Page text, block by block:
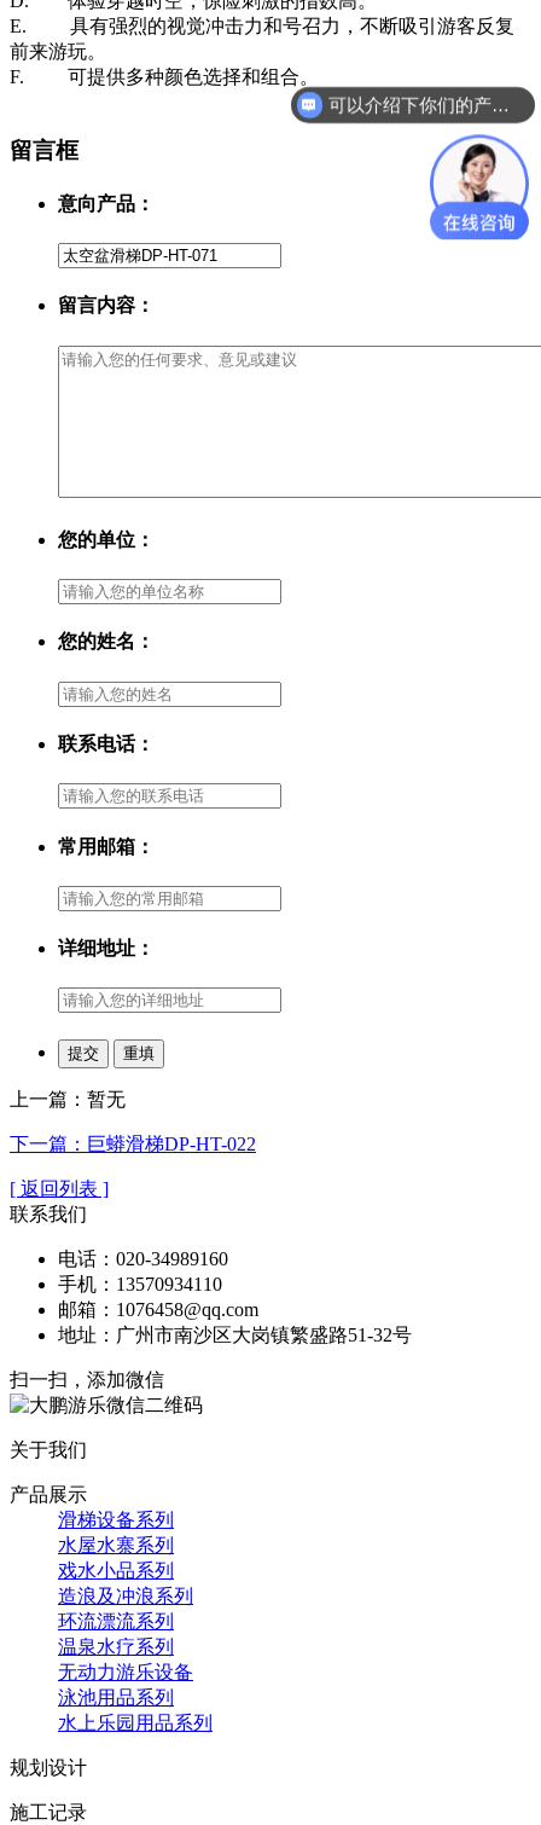
E. 具有强烈的视觉冲击力和号召力，不断吸引游客反复
前来游玩。
F. 可提供多种颜色选择和组合。
留言框
意向产品：
留言内容：
您的单位：
您的姓名：
联系电话：
常用邮箱：
详细地址：
上一篇：暂无
下一篇：巨蟒滑梯DP-HT-022
[ 返回列表 ]
联系我们
电话：020-34989160
手机：13570934110
邮箱：1076458@qq.com
地址：广州市南沙区大岗镇繁盛路51-32号
扫一扫，添加微信
关于我们
产品展示
滑梯设备系列
水屋水寨系列
戏水小品系列
造浪及冲浪系列
环流漂流系列
温泉水疗系列
无动力游乐设备
泳池用品系列
水上乐园用品系列
规划设计
施工记录
可以介绍下你们的产品么？